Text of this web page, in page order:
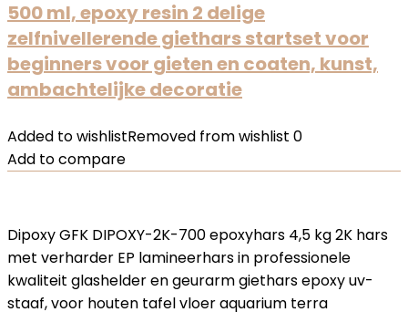
500 ml, epoxy resin 2 delige
zelfnivellerende giethars startset voor
beginners voor gieten en coaten, kunst,
ambachtelijke decoratie
Added to wishlistRemoved from wishlist 0
Add to compare
Dipoxy GFK DIPOXY-2K-700 epoxyhars 4,5 kg 2K hars
met verharder EP lamineerhars in professionele
kwaliteit glashelder en geurarm giethars epoxy uv-
staaf, voor houten tafel vloer aquarium terra